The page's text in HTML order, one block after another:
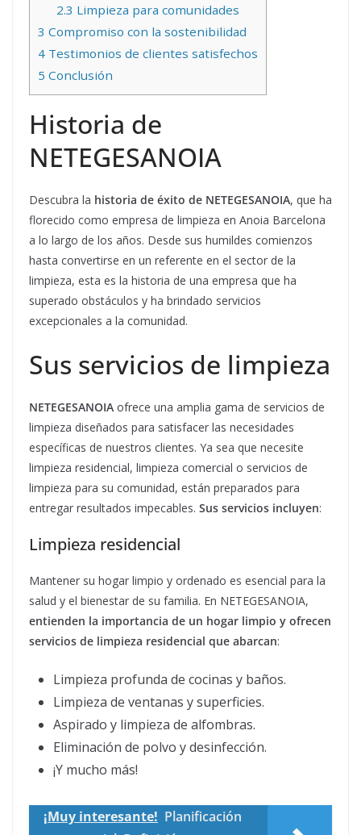
2.3 Limpieza para comunidades
3 Compromiso con la sostenibilidad
4 Testimonios de clientes satisfechos
5 Conclusión
Historia de
NETEGESANOIA
Descubra la historia de éxito de NETEGESANOIA, que ha
florecido como empresa de limpieza en Anoia Barcelona
a lo largo de los años. Desde sus humildes comienzos
hasta convertirse en un referente en el sector de la
limpieza, esta es la historia de una empresa que ha
superado obstáculos y ha brindado servicios
excepcionales a la comunidad.
Sus servicios de limpieza
NETEGESANOIA ofrece una amplia gama de servicios de
limpieza diseñados para satisfacer las necesidades
específicas de nuestros clientes. Ya sea que necesite
limpieza residencial, limpieza comercial o servicios de
limpieza para su comunidad, están preparados para
entregar resultados impecables. Sus servicios incluyen:
Limpieza residencial
Mantener su hogar limpio y ordenado es esencial para la
salud y el bienestar de su familia. En NETEGESANOIA,
entienden la importancia de un hogar limpio y ofrecen
servicios de limpieza residencial que abarcan:
Limpieza profunda de cocinas y baños.
Limpieza de ventanas y superficies.
Aspirado y limpieza de alfombras.
Eliminación de polvo y desinfección.
¡Y mucho más!
¡Muy interesante! Planificación